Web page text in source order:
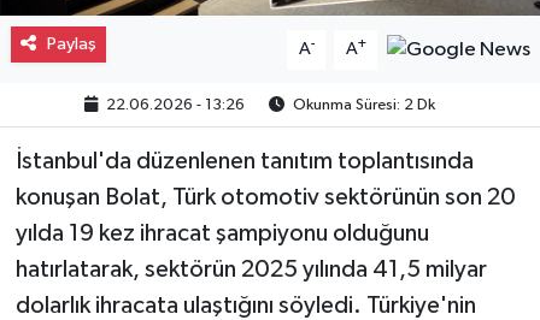
Paylaş A- A+
22.06.2026 - 13:26 Okunma Süresi: 2 Dk
İstanbul'da düzenlenen tanıtım toplantısında
konuşan Bolat, Türk otomotiv sektörünün son 20
yılda 19 kez ihracat şampiyonu olduğunu
hatırlatarak, sektörün 2025 yılında 41,5 milyar
dolarlık ihracata ulaştığını söyledi. Türkiye'nin